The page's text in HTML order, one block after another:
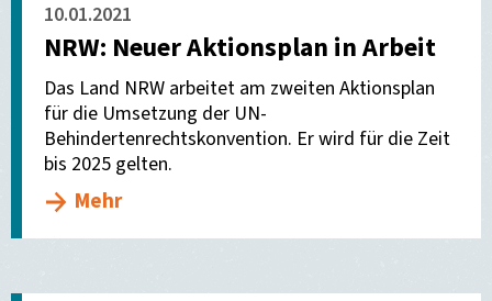
10.01.2021
NRW: Neuer Aktionsplan in Arbeit
Das Land NRW arbeitet am zweiten Aktionsplan
für die Umsetzung der UN-
Behindertenrechtskonvention. Er wird für die Zeit
bis 2025 gelten.
Mehr